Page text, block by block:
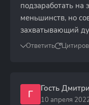
подзаработать на
меньшинств, но
захватывающий
Ответить
Г Гость
10 апреля